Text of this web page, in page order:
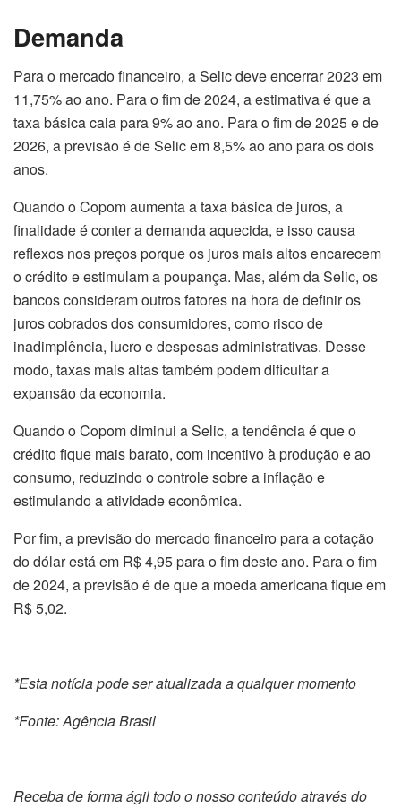
Demanda
Para o mercado financeiro, a Selic deve encerrar 2023 em
11,75% ao ano. Para o fim de 2024, a estimativa é que a
taxa básica caia para 9% ao ano. Para o fim de 2025 e de
2026, a previsão é de Selic em 8,5% ao ano para os dois
anos.
Quando o Copom aumenta a taxa básica de juros, a
finalidade é conter a demanda aquecida, e isso causa
reflexos nos preços porque os juros mais altos encarecem
o crédito e estimulam a poupança. Mas, além da Selic, os
bancos consideram outros fatores na hora de definir os
juros cobrados dos consumidores, como risco de
inadimplência, lucro e despesas administrativas. Desse
modo, taxas mais altas também podem dificultar a
expansão da economia.
Quando o Copom diminui a Selic, a tendência é que o
crédito fique mais barato, com incentivo à produção e ao
consumo, reduzindo o controle sobre a inflação e
estimulando a atividade econômica.
Por fim, a previsão do mercado financeiro para a cotação
do dólar está em R$ 4,95 para o fim deste ano. Para o fim
de 2024, a previsão é de que a moeda americana fique em
R$ 5,02.
*Esta notícia pode ser atualizada a qualquer momento
*Fonte: Agência Brasil
Receba de forma ágil todo o nosso conteúdo através do